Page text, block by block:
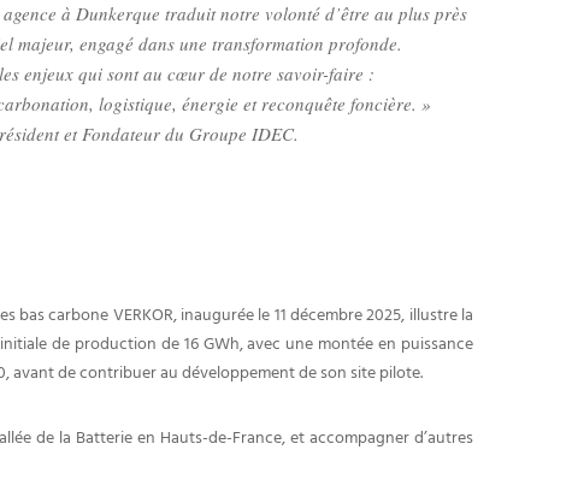
à Dunkerque traduit notre volonté d’être au plus près
majeur, engagé dans une transformation profonde.
enjeux qui sont au cœur de notre savoir-faire :
logistique, énergie et reconquête foncière. »
et Fondateur du Groupe IDEC.
carbone VERKOR, inaugurée le 11 décembre 2025, illustre la
de production de 16 GWh, avec une montée en puissance
avant de contribuer au développement de son site pilote.
de la Batterie en Hauts-de-France, et accompagner d’autres